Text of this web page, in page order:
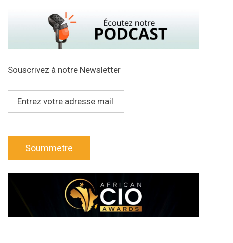
Souscrivez à notre Newsletter